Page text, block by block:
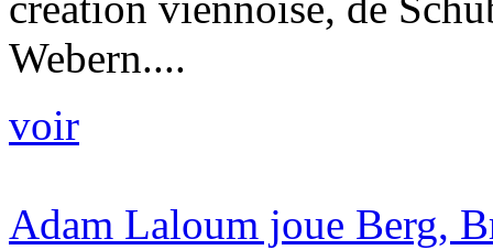
Webern....
voir
Adam Laloum joue Berg,